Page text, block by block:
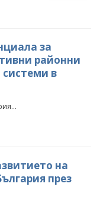
НА
за
районни
в
на
през